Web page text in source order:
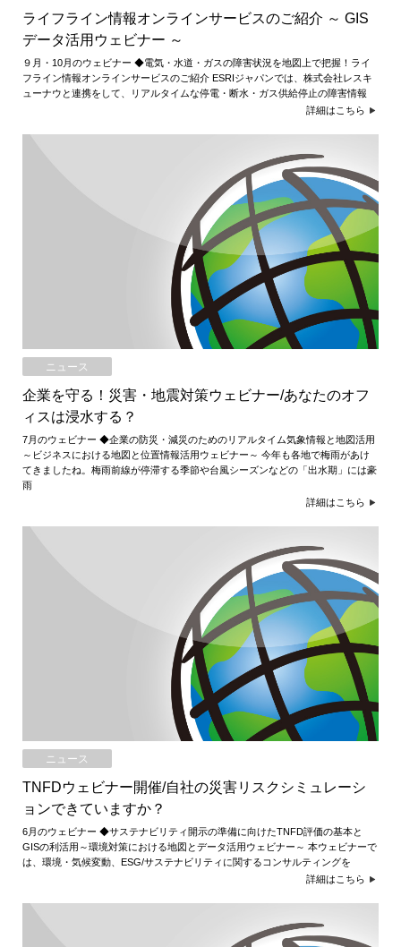
ライフライン情報オンラインサービスのご紹介 ～ GIS
データ活用ウェビナー ～
９月・10月のウェビナー ◆電気・水道・ガスの障害状況を地図上で把握！ライ
フライン情報オンラインサービスのご紹介 ESRIジャパンでは、株式会社レスキ
ューナウと連携をして、リアルタイムな停電・断水・ガス供給停止の障害情報
詳細はこちら
ニュース
企業を守る！災害・地震対策ウェビナー/あなたのオフ
ィスは浸水する？
7月のウェビナー ◆企業の防災・減災のためのリアルタイム気象情報と地図活用
～ビジネスにおける地図と位置情報活用ウェビナー～ 今年も各地で梅雨があけ
てきましたね。梅雨前線が停滞する季節や台風シーズンなどの「出水期」には豪
雨
詳細はこちら
ニュース
TNFDウェビナー開催/自社の災害リスクシミュレーシ
ョンできていますか？
6月のウェビナー ◆サステナビリティ開示の準備に向けたTNFD評価の基本と
GISの利活用～環境対策における地図とデータ活用ウェビナー～ 本ウェビナーで
は、環境・気候変動、ESG/サステナビリティに関するコンサルティングを
詳細はこちら